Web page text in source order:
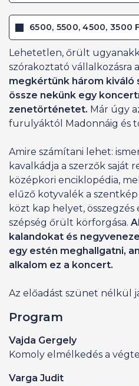
6500, 5500, 4500, 3500
Lehetetlen, őrült
szórakoztató vállalkozásra
megkértünk három kiváló
össze nekünk egy
zenetörténetet. Már úgy
furulyáktól Madonnáig és
Amire számítani lehet:
kavalkádja a szerzők saját
középkori enciklopédia,
elűző kotyvalék a szentkép
közt kap helyet, összegzés
szépség őrült körforgása.
kalandokat és
egy estén meghallgatni,
alkalom ez a koncert.
Az előadást szünet nélkül
Program
Vajda Gergely
Komoly elmélkedés a
Varga Judit